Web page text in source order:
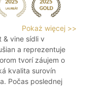
Pokaż więcej >>
& vine sídli v
a reprezentuje
tvorí záujem o
kvalita surovín
Počas poslednej